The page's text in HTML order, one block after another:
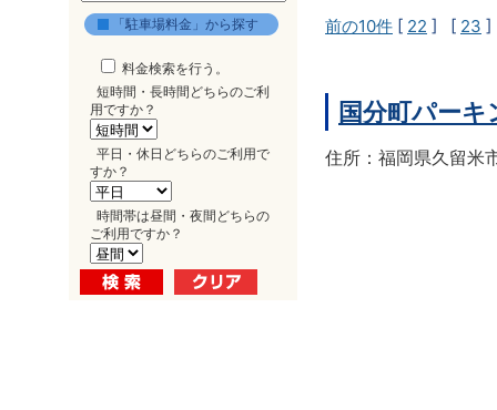
「駐車場料金」から探す
料金検索を行う。
短時間・長時間どちらのご利
用ですか？
平日・休日どちらのご利用で
すか？
時間帯は昼間・夜間どちらの
ご利用ですか？
前の10件 [ 22 ] [ 23
国分町パーキ
住所：福岡県久留米